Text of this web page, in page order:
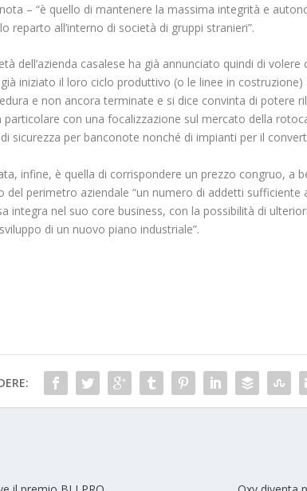
– “è quello di mantenere la massima integrità e
reparto all’interno di società di gruppi stranieri”.
dell’azienda casalese ha già annunciato quindi di volere
iniziato il loro ciclo produttivo (o le linee in
e non ancora terminate e si dice convinta di potere
particolare con una focalizzazione sul mercato della
sicurezza per banconote nonché di impianti per il
infine, è quella di corrispondere un prezzo congruo, a
del perimetro aziendale “un numero di addetti sufficiente
integra nel suo core business, con la possibilità di
di un nuovo piano industriale”.